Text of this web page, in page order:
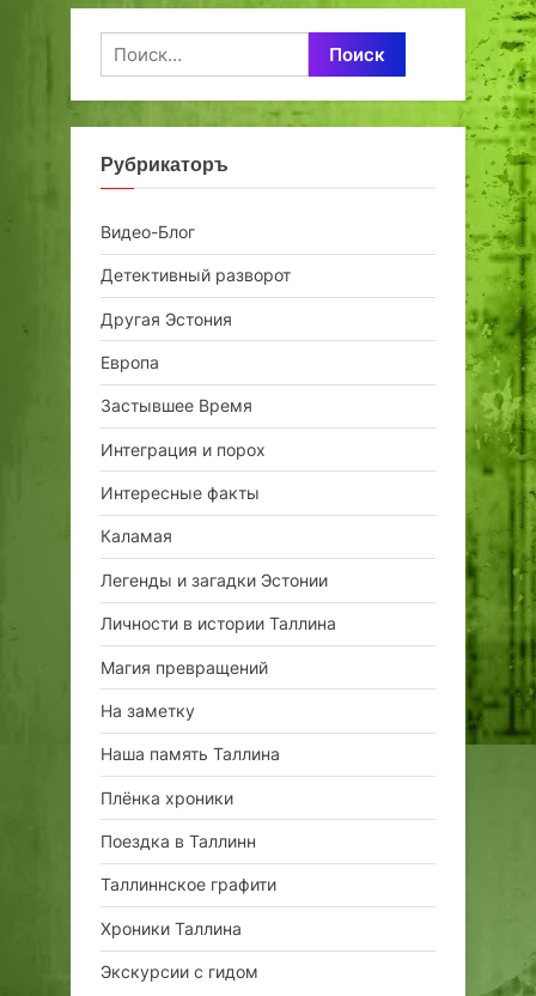
Найти:
Рубрикаторъ
Видео-Блог
Детективный разворот
Другая Эстония
Европа
Застывшее Время
Интеграция и порох
Интересные факты
Каламая
Легенды и загадки Эстонии
Личности в истории Таллина
Магия превращений
На заметку
Наша память Таллина
Плёнка хроники
Поездка в Таллинн
Таллиннское графити
Хроники Таллина
Экскурсии с гидом